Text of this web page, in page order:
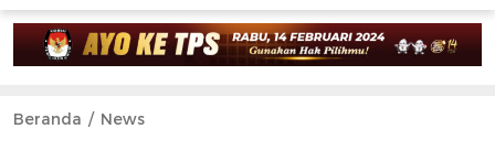
Beranda News